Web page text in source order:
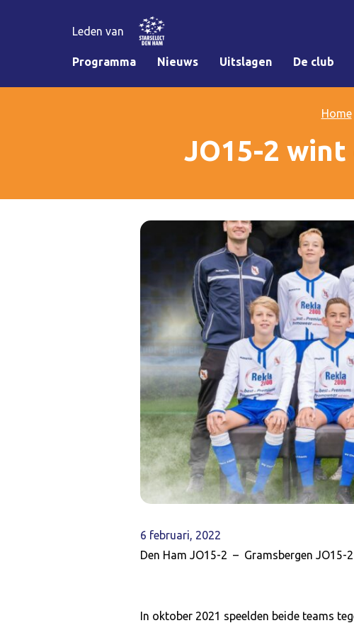
Leden van
Programma Nieuws Uitslagen De club
Home
JO15-2
6 februari, 2022
Den Ham JO15-2 – Gramsbergen
In oktober 2021 speelden beide teams